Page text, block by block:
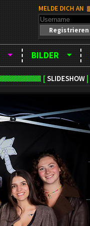
MELDE DICH AN
Registrieren
BILDER
[SLIDESHOW